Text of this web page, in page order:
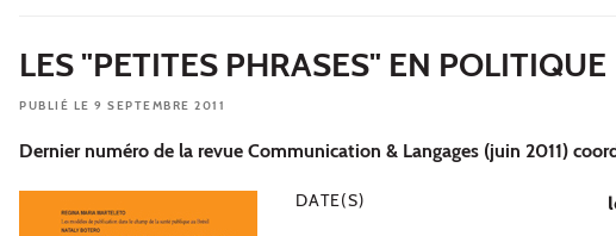
LES "PETITES PHRASES" EN POLITIQUE
PUBLIÉ LE 9 SEPTEMBRE 2011
Dernier numéro de la revue Communication & Langages (juin 2011)
DATE(S)